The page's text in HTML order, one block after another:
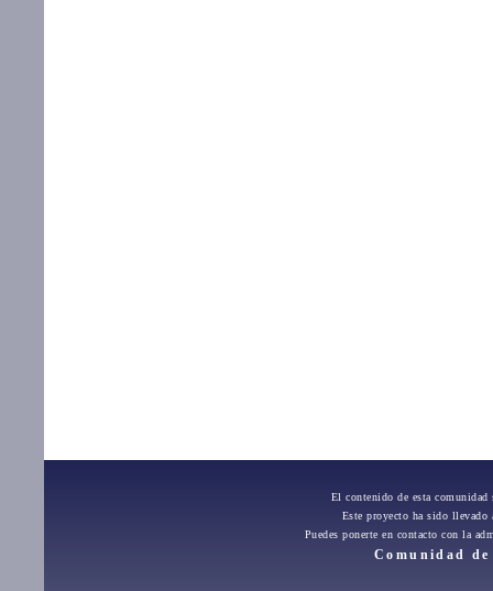
El contenido de esta
Este proyecto ha sido
Puedes ponerte en contacto con la
Comunidad